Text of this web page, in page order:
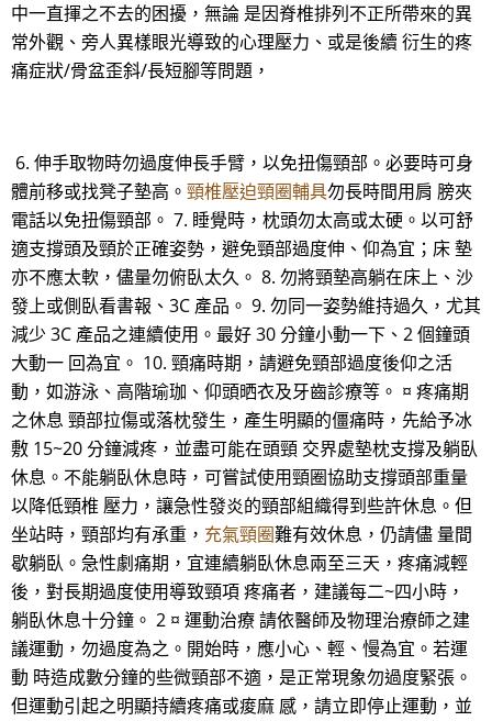
中一直揮之不去的困擾，無論 是因脊椎排列不正所帶來的異
常外觀、旁人異樣眼光導致的心理壓力、或是後續 衍生的疼
痛症狀/骨盆歪斜/長短腳等問題，
6. 伸手取物時勿過度伸長手臂，以免扭傷頸部。必要時可身
體前移或找凳子墊高。 頸椎壓迫頸圈輔具勿長時間用肩 膀夾
電話以免扭傷頸部。 7. 睡覺時，枕頭勿太高或太硬。以可舒
適支撐頭及頸於正確姿勢，避免頸部過度伸、仰為宜；床 墊
亦不應太軟，儘量勿俯臥太久。 8. 勿將頸墊高躺在床上、沙
發上或側臥看書報、3C 產品。 9. 勿同一姿勢維持過久，尤其
減少 3C 產品之連續使用。最好 30 分鐘小動一下、2 個鐘頭
大動一 回為宜。 10. 頸痛時期，請避免頸部過度後仰之活
動，如游泳、高階瑜珈、仰頭晒衣及牙齒診療等。 ¤ 疼痛期
之休息 頸部拉傷或落枕發生，產生明顯的僵痛時，先給予冰
敷 15~20 分鐘減疼，並盡可能在頭頸 交界處墊枕支撐及躺臥
休息。不能躺臥休息時，可嘗試使用頸圈協助支撐頭部重量
以降低頸椎 壓力，讓急性發炎的頸部組織得到些許休息。但
坐站時，頸部均有承重， 充氣頸圈難有效休息，仍請儘 量間
歇躺臥。急性劇痛期，宜連續躺臥休息兩至三天，疼痛減輕
後，對長期過度使用導致頸項 疼痛者，建議每二~四小時，
躺臥休息十分鐘。 2 ¤ 運動治療 請依醫師及物理治療師之建
議運動，勿過度為之。開始時，應小心、輕、慢為宜。若運
動 時造成數分鐘的些微頸部不適，是正常現象勿過度緊張。
但運動引起之明顯持續疼痛或痠麻 感，請立即停止運動，並